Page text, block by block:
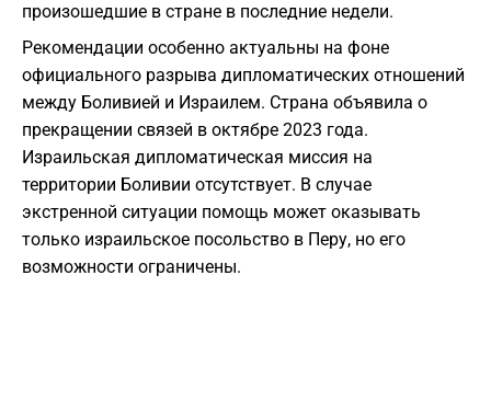
произошедшие в стране в последние недели.
Рекомендации особенно актуальны на фоне
официального разрыва дипломатических отношений
между Боливией и Израилем. Страна объявила о
прекращении связей в октябре 2023 года.
Израильская дипломатическая миссия на
территории Боливии отсутствует. В случае
экстренной ситуации помощь может оказывать
только израильское посольство в Перу, но его
возможности ограничены.